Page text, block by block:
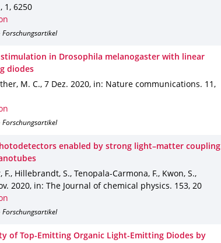
, 1 , 6250
Forschungsartikel
in Drosophila melanogaster with linear
diodes
M. C., 7 Dez. 2020, in: Nature communications. 11 ,
Forschungsartikel
enabled by strong light–matter coupling
F., Hillebrandt, S., Tenopala-Carmona, F., Kwon, S.,
2020, in: The Journal of chemical physics. 153, 20
Forschungsartikel
of Top-Emitting Organic Light-Emitting Diodes by